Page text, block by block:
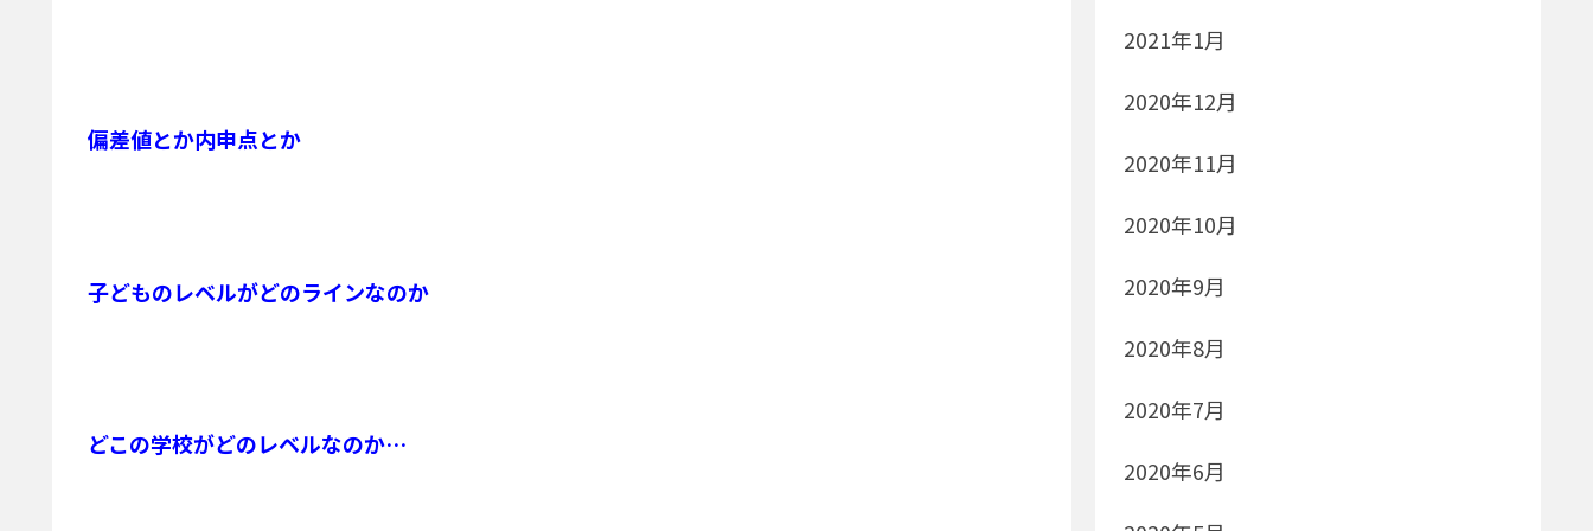
偏差値とか内申点とか
子どものレベルがどのラインなのか
どこの学校がどのレベルなのか…
2021年1月
2020年12月
2020年11月
2020年10月
2020年9月
2020年8月
2020年7月
2020年6月